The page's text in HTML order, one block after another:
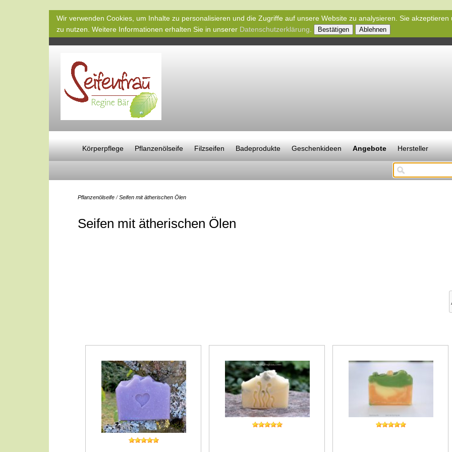
Wir verwenden Cookies, um Inhalte zu personalisieren und die Zugriffe auf unsere Website zu analysieren. Sie
zu nutzen. Weitere Informationen erhalten Sie in unserer Datenschutzerklärung Bestätigen Ablehnen
Körperpflege Pflanzenölseife Filzseifen Badeprodukte Geschenkideen Angebote Hersteller
Pflanzenölseife /Seifen mit ätherischen Ölen
Seifen mit ätherischen Ölen